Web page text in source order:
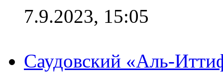
7.9.2023, 15:05
Саудовский «Аль-